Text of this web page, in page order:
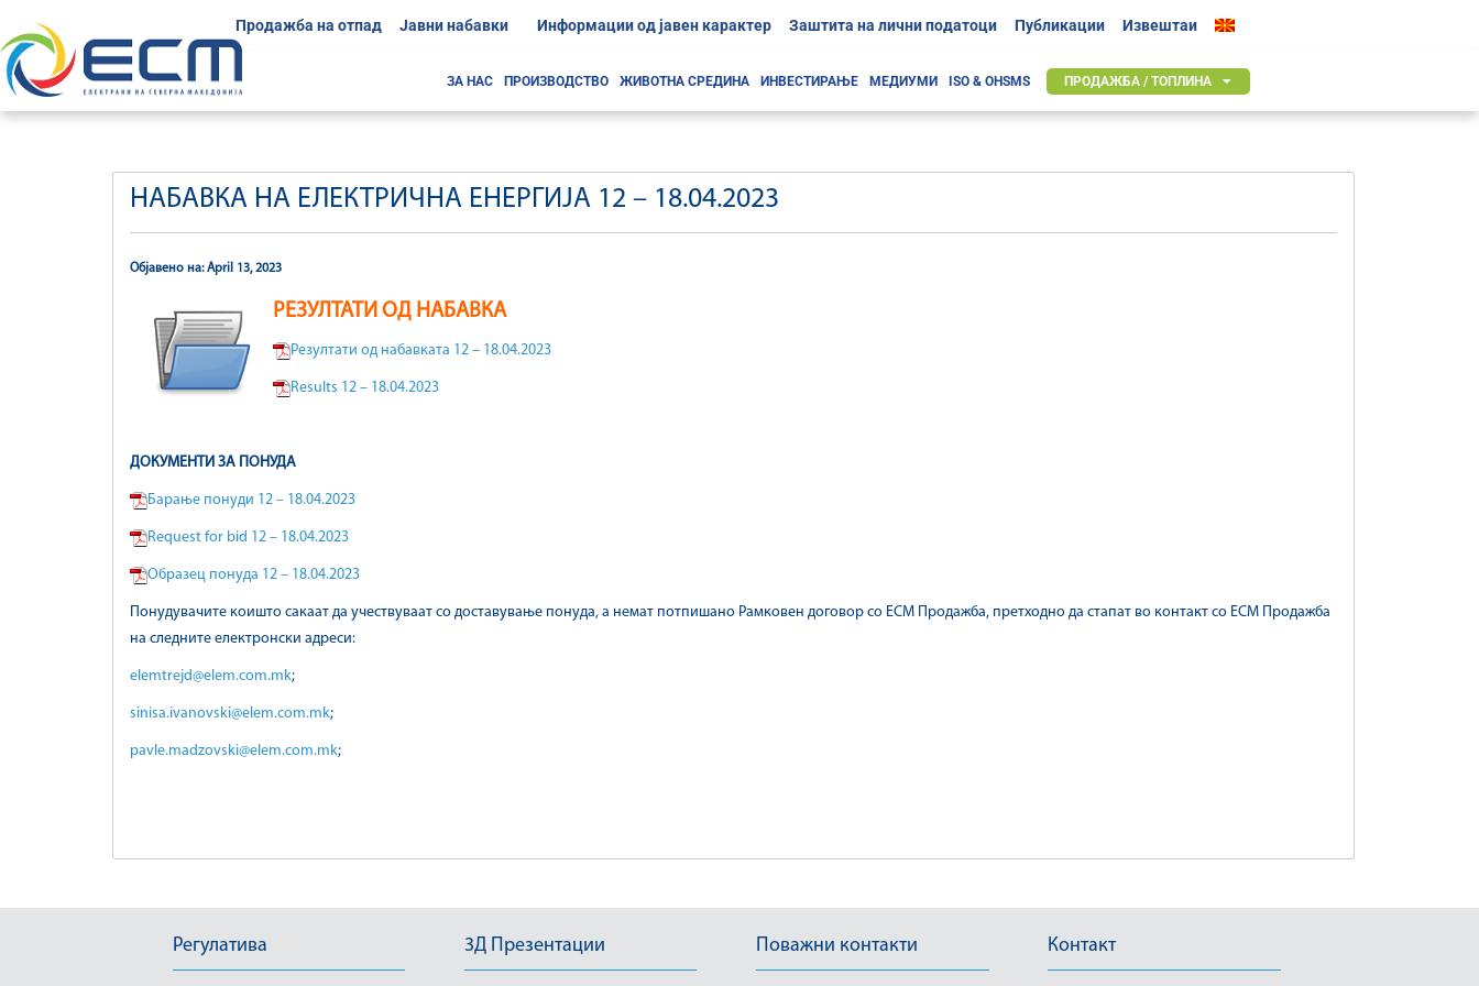
Продажба на отпад Јавни набавки Информации од јавен карактер Заштита на лични податоци Публикации Извештаи
ЗА НАС ПРОИЗВОДСТВО ЖИВОТНА СРЕДИНА ИНВЕСТИРАЊЕ МЕДИУМИ ISO & OHSMS ПРОДАЖБА / ТОПЛИНА
НАБАВКА НА ЕЛЕКТРИЧНА ЕНЕРГИЈА 12 – 18.04.2023
Објавено на: April 13, 2023
РЕЗУЛТАТИ ОД НАБАВКА
Резултати од набавката 12 – 18.04.2023
Results 12 – 18.04.2023
ДОКУМЕНТИ ЗА ПОНУДА
Барање понуди 12 – 18.04.2023
Request for bid 12 – 18.04.2023
Образец понуда 12 – 18.04.2023
Понудувачите коишто сакаат да учествуваат со доставување понуда, а немат потпишано Рамковен договор со ЕСМ Продажба, претходно да стапат во контакт со ЕСМ Продажба
на следните електронски адреси:
elemtrejd@elem.com.mk;
sinisa.ivanovski@elem.com.mk;
pavle.madzovski@elem.com.mk;
Регулатива 3Д Презентации Поважни контакти Контакт